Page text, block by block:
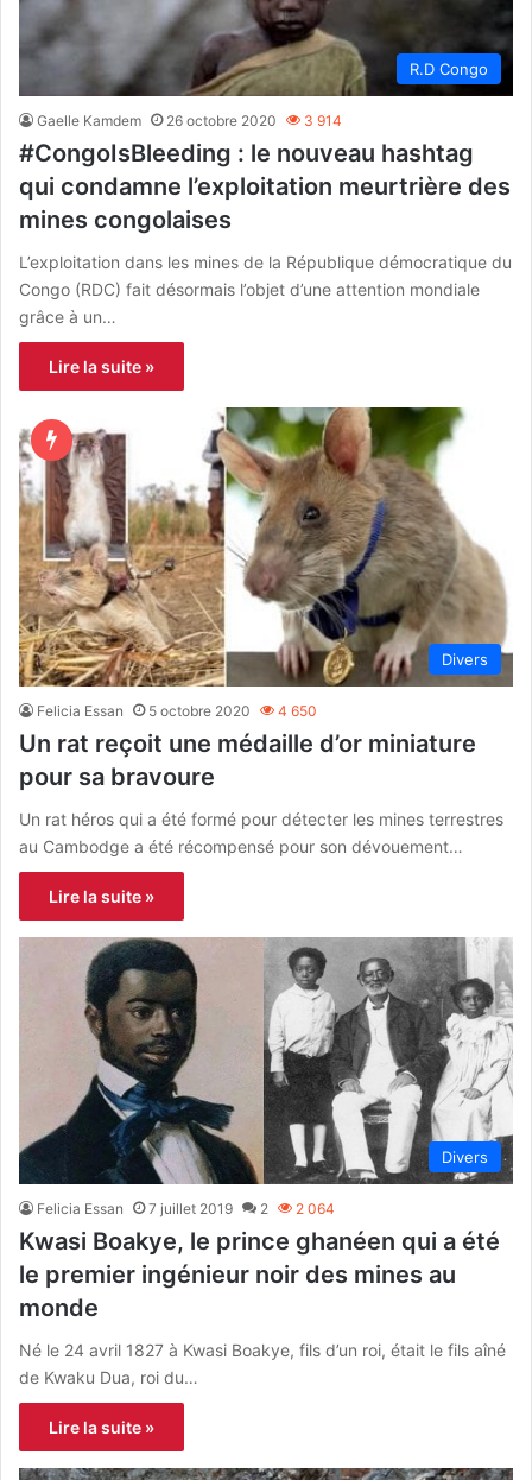
R.D Congo
Gaelle Kamdem 26 octobre 2020 3 914
#CongoIsBleeding : le nouveau hashtag
qui condamne l’exploitation meurtrière des
mines congolaises
L’exploitation dans les mines de la République démocratique du
Congo (RDC) fait désormais l’objet d’une attention mondiale
grâce à un…
Lire la suite »
Divers
Felicia Essan 5 octobre 2020 4 650
Un rat reçoit une médaille d’or miniature
pour sa bravoure
Un rat héros qui a été formé pour détecter les mines terrestres
au Cambodge a été récompensé pour son dévouement…
Lire la suite »
Divers
Felicia Essan 7 juillet 2019 2 2 064
Kwasi Boakye, le prince ghanéen qui a été
le premier ingénieur noir des mines au
monde
Né le 24 avril 1827 à Kwasi Boakye, fils d’un roi, était le fils aîné
de Kwaku Dua, roi du…
Lire la suite »